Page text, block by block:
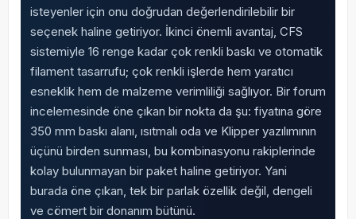
isteyenler için onu doğrudan değerlendirilebilir bir
seçenek haline getiriyor. İkinci önemli avantaj, CFS
sistemiyle 16 renge kadar çok renkli baskı ve otomatik
filament tasarrufu; çok renkli işlerde hem yaratıcı
esneklik hem de malzeme verimliliği sağlıyor. Bir forum
incelemesinde öne çıkan bir nokta da şu: fiyatına göre
350 mm baskı alanı, ısıtmalı oda ve Klipper yazılımının
üçünü birden sunması, bu kombinasyonu rakiplerinde
kolay bulunmayan bir paket haline getiriyor. Yani
burada öne çıkan, tek bir parlak özellik değil, dengeli
ve cömert bir donanım bütünü.